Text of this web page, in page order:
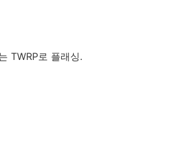
TWRP로 플래싱.